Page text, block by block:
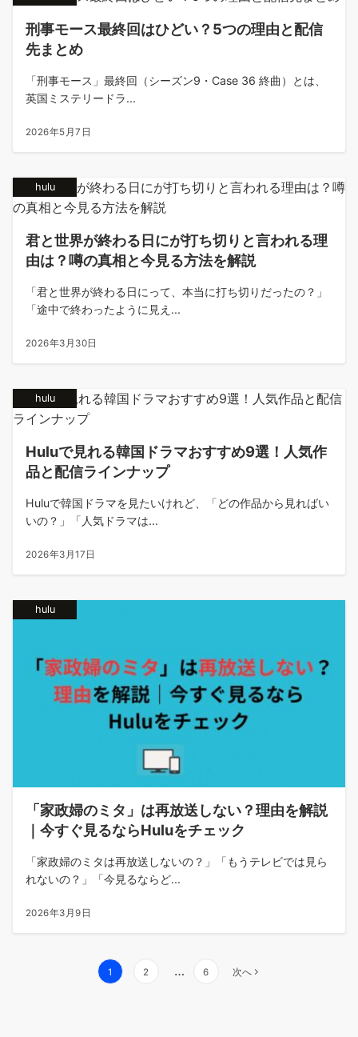
刑事モース最終回はひどい？5つの理由と配信
先まとめ
「刑事モース」最終回（シーズン9・Case 36 終曲）とは、
英国ミステリードラ...
2026年5月7日
hulu
君と世界が終わる日にが打ち切りと言われる理
由は？噂の真相と今見る方法を解説
「君と世界が終わる日にって、本当に打ち切りだったの？」
「途中で終わったように見え...
2026年3月30日
hulu
Huluで見れる韓国ドラマおすすめ9選！人気作
品と配信ラインナップ
Huluで韓国ドラマを見たいけれど、「どの作品から見ればい
いの？」「人気ドラマは...
2026年3月17日
hulu
「家政婦のミタ」は再放送しない？理由を解説
｜今すぐ見るならHuluをチェック
「家政婦のミタは再放送しないの？」「もうテレビでは見ら
れないの？」「今見るならど...
2026年3月9日
1 2 … 6 次へ